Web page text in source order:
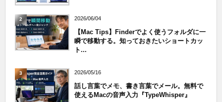
2 2026/06/04
【Mac Tips】Finderでよく使うフォルダに一
瞬で移動する。知っておきたいショートカッ
ト...
3 2026/05/16
話し言葉でメモ、書き言葉でメール。無料で
使えるMacの音声入力『TypeWhisper』